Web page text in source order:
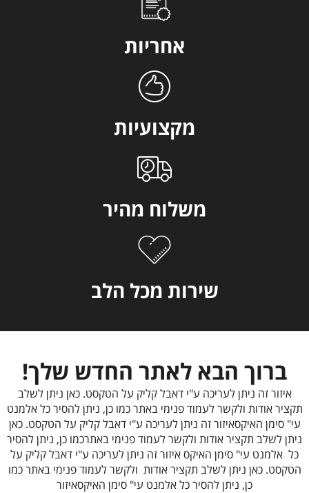
אחריות
מקצועיות
משלוח מהיר
שירות מכל הלב
ברוך הבא לאתר החדש שלך!
איזור זה ניתן לעריכה ע"י דאבל קליק על הטקסט. כאן ניתן לשלב
תקציר אודות ולקשר לעמוד פנימי באתר כמו כן, ניתן להסיר כל אלמנט
עי" סימן האיקסאיזור זה ניתן לעריכה ע"י דאבל קליק על הטקסט. כאן
ניתן לשלב תקציר אודות ולקשר לעמוד פנימי באתרכמו כן, ניתן להסיר
כל אלמנט עי" סימן האיקס איזור זה ניתן לעריכה ע"י דאבל קליק על
הטקסט. כאן ניתן לשלב תקציר אודות ולקשר לעמוד פנימי באתר כמו
כן, ניתן להסיר כל אלמנט עי" סימן האיקסאיזור